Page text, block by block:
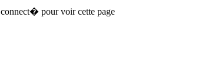
connect� pour voir cette page